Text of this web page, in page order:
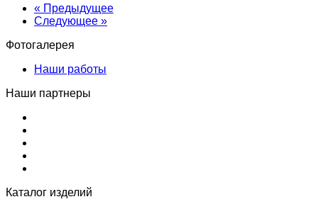
« Предыдущее
Следующее »
Фотогалерея
Наши работы
Наши партнеры
Каталог изделий